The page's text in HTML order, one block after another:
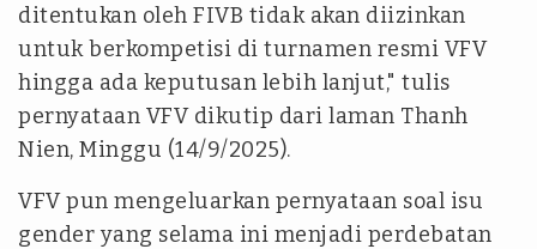
ditentukan oleh FIVB tidak akan diizinkan
untuk berkompetisi di turnamen resmi VFV
hingga ada keputusan lebih lanjut," tulis
pernyataan VFV dikutip dari laman Thanh
Nien, Minggu (14/9/2025).
VFV pun mengeluarkan pernyataan soal isu
gender yang selama ini menjadi perdebatan